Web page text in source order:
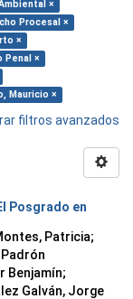
×
Procesal ×
×
Penal ×
Mauricio ×
filtros avanzados
Posgrado en
Patricia;
Padrón
Benjamín;
Galván, Jorge